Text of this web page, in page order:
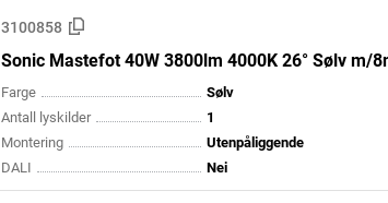
3100858
Sonic Mastefot 40W 3800lm 4000K 26° Sølv m/
Farge Sølv
Antall lyskilder
1
Montering
Utenpåliggende
DALI
Nei